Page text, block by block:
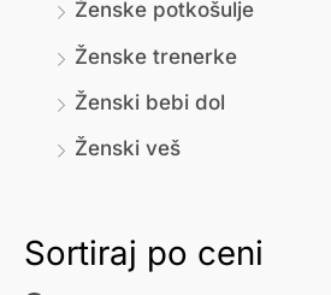
Ženske potkošulje
Ženske trenerke
Ženski bebi dol
Ženski veš
Sortiraj po ceni